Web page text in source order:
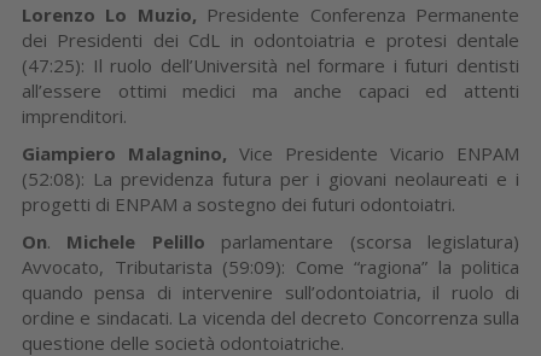
Lorenzo Lo Muzio, Presidente Conferenza Permanente
dei Presidenti dei CdL in odontoiatria e protesi dentale
(47:25): Il ruolo dell’Università nel formare i futuri dentisti
all’essere ottimi medici ma anche capaci ed attenti
imprenditori.
Giampiero Malagnino, Vice Presidente Vicario ENPAM
(52:08): La previdenza futura per i giovani neolaureati e i
progetti di ENPAM a sostegno dei futuri odontoiatri.
On. Michele Pelillo parlamentare (scorsa legislatura)
Avvocato, Tributarista (59:09): Come “ragiona” la politica
quando pensa di intervenire sull’odontoiatria, il ruolo di
ordine e sindacati. La vicenda del decreto Concorrenza sulla
questione delle società odontoiatriche.